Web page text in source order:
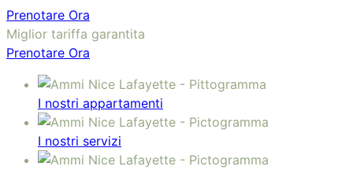
Prenotare Ora
Miglior tariffa garantita
Prenotare Ora
I nostri appartamenti
I nostri servizi